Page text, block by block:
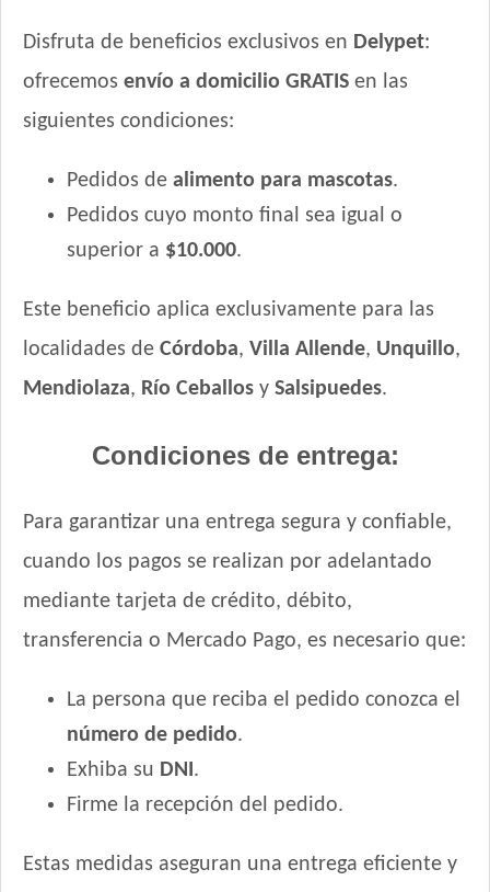
Disfruta de beneficios exclusivos en Delypet:
ofrecemos envío a domicilio GRATIS en las
siguientes condiciones:
Pedidos de alimento para mascotas.
Pedidos cuyo monto final sea igual o
superior a $10.000.
Este beneficio aplica exclusivamente para las
localidades de Córdoba, Villa Allende, Unquillo,
Mendiolaza, Río Ceballos y Salsipuedes.
Condiciones de entrega:
Para garantizar una entrega segura y confiable,
cuando los pagos se realizan por adelantado
mediante tarjeta de crédito, débito,
transferencia o Mercado Pago, es necesario que:
La persona que reciba el pedido conozca el
número de pedido.
Exhiba su DNI .
Firme la recepción del pedido.
Estas medidas aseguran una entrega eficiente y